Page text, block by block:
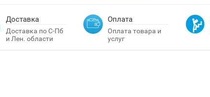
Доставка
Доставка по С-Пб
и Лен. области
Оплата
Оплата товара и
услуг